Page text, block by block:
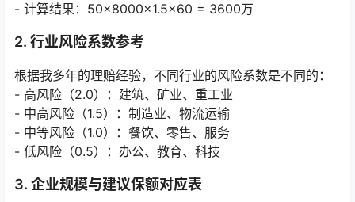
- 计算结果：50×8000×1.5×60 = 3600万
2. 行业风险系数参考
根据我多年的理赔经验，不同行业的风险系数是不同的：
- 高风险（2.0）：建筑、矿业、重工业
- 中高风险（1.5）：制造业、物流运输
- 中等风险（1.0）：餐饮、零售、服务
- 低风险（0.5）：办公、教育、科技
3. 企业规模与建议保额对应表